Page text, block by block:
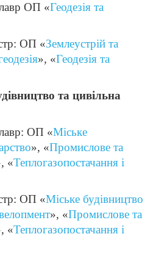
ОП «Геодезія та
ОП «Землеустрій та
», «Геодезія та
та цивільна
ОП «Міське
», «Промислове та
«Теплогазопостачання і
ОП «Міське будівництво
», «Промислове та
«Теплогазопостачання і